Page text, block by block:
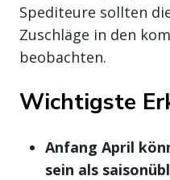
Spediteure sollten
Zuschläge in den
beobachten.
Wichtigste
Anfang April
sein als